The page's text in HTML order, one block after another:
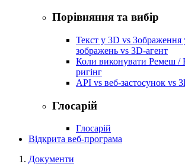
Порівняння та вибір
Текст у 3D vs Зображення
зображень vs 3D-агент
Коли виконувати Ремеш /
ригінг
API vs веб-застосунок vs
Глосарій
Глосарій
Відкрита веб-програма
Документи